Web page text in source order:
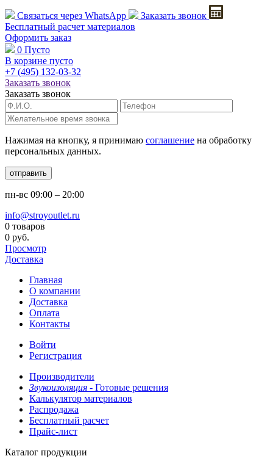
Связаться через WhatsApp
Заказать звонок
Бесплатный расчет материалов
Оформить заказ
0 Пусто
В корзине пусто
+7 (495) 132-03-32
Заказать звонок
Заказать звонок
Нажимая на кнопку, я принимаю соглашение на обработку
персональных данных.
отправить
пн-вс 09:00 – 20:00
info@stroyoutlet.ru
0 товаров
0 руб.
Просмотр
Доставка
Главная
О компании
Доставка
Оплата
Контакты
Войти
Регистрация
Производители
Звукоизоляция - Готовые решения
Калькулятор материалов
Распродажа
Бесплатный расчет
Прайс-лист
Каталог продукции